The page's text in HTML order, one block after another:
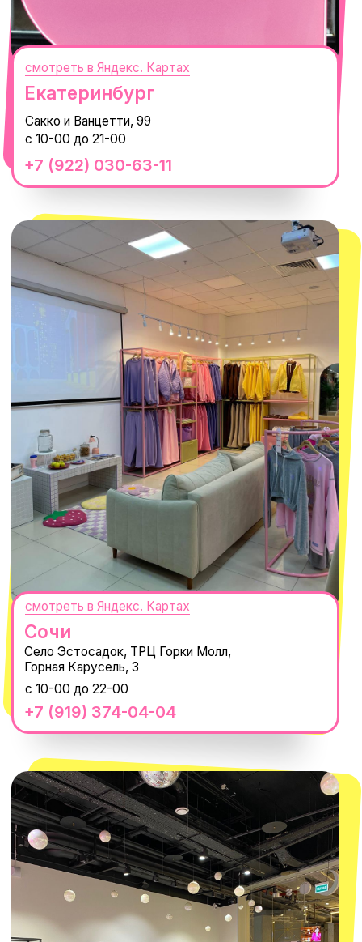
+7 (932) 602-41-15
ТРК «Европолис Ростокино»
ул. Проспект Мира, 211 к2
с 10-00 до 22-00
Москва
ИП Проворный Алексей Алексеевич
ИНН 667114098580
ОГРНИП 320665800076581
Telegram
WhatsApp
8 800 550-06-92
macrocosm_store@mail.ru
КОНТАКТЫ
Оплата долями
Size guide
Обмен и возврат
ПОКУПАТЕЛЯМ
Вакансии
Магазины
Наши путешествия
Наши проекты
Новости
Каталог
О КОМПАНИИ
Нажимая "Подписаться", вы соглашаетесь с
Политикой обработки
персональных данныхиСогласием на рассылку электронных
сообщений
ПОДПИСАТЬСЯ
СЕКРЕТНЫЕ ПРОМОКОДЫ, ПРИГЛАШЕНИЯ
НА МЕРОПРИЯТИЯ И АНОНСЫ НОВИНОК
@MACROCOSM_STORE
MACROCOSM
300'000+ подписчиков
14'000+ подписчиков в нашем Telegram-
канале
Пользовательское соглашение
Политика обработки персональных
данных